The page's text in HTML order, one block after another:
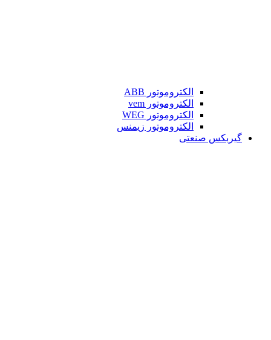
الکتروموتور ABB
الکتروموتور vem
الکتروموتور WEG
الکتروموتور زیمنس
گیربکس صنعتی